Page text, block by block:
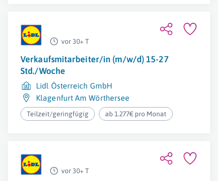
vor 30+ T
Verkaufsmitarbeiter/in (m/w/d) 15-27
Std./Woche
Lidl Österreich GmbH
Klagenfurt Am Wörthersee
Teilzeit/geringfügig ab 1.277€ pro Monat
vor 30+ T